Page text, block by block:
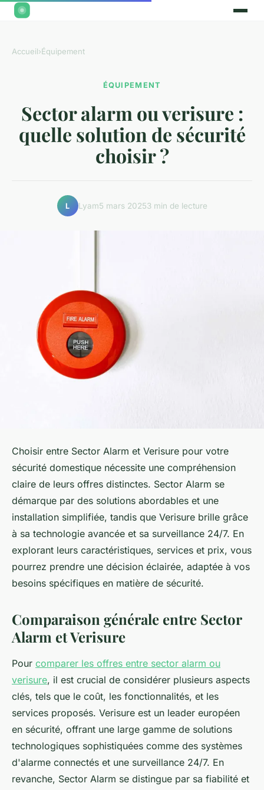
Accueil›Équipement
ÉQUIPEMENT
Sector alarm ou verisure :
quelle solution de sécurité
choisir ?
L Lyam5 mars 20253 min de lecture
Choisir entre Sector Alarm et Verisure pour votre
sécurité domestique nécessite une compréhension
claire de leurs offres distinctes. Sector Alarm se
démarque par des solutions abordables et une
installation simplifiée, tandis que Verisure brille grâce
à sa technologie avancée et sa surveillance 24/7. En
explorant leurs caractéristiques, services et prix, vous
pourrez prendre une décision éclairée, adaptée à vos
besoins spécifiques en matière de sécurité.
Comparaison générale entre Sector
Alarm et Verisure
Pour comparer les offres entre sector alarm ou
verisure, il est crucial de considérer plusieurs aspects
clés, tels que le coût, les fonctionnalités, et les
services proposés. Verisure est un leader européen
en sécurité, offrant une large gamme de solutions
technologiques sophistiquées comme des systèmes
d'alarme connectés et une surveillance 24/7. En
revanche, Sector Alarm se distingue par sa fiabilité et